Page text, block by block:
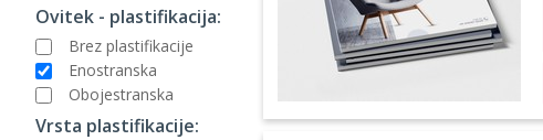
Ovitek - plastifikacija:
Brez plastifikacije
Enostranska
Obojestranska
Vrsta plastifikacije: